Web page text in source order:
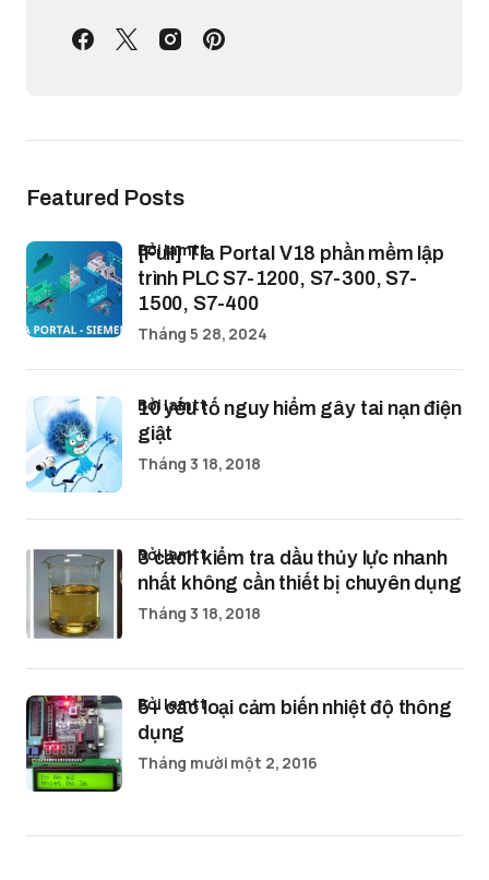
Featured Posts
[Full] Tia Portal V18 phần mềm lập
trình PLC S7-1200, S7-300, S7-
1500, S7-400
bởi lamtt
Tháng 5 28, 2024
10 yếu tố nguy hiểm gây tai nạn điện
giật
bởi lamtt
Tháng 3 18, 2018
3 cách kiểm tra dầu thủy lực nhanh
nhất không cần thiết bị chuyên dụng
bởi lamtt
Tháng 3 18, 2018
5+ các loại cảm biến nhiệt độ thông
dụng
bởi lamtt
Tháng mười một 2, 2016